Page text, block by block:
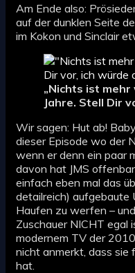
Am Ende also:
auf der dunklen Seite
im Kokon und Sinclair
„Nichts ist
Jahre. Stell Dir
Wir sagen: Hut ab!
dieser Episode wo der
wenn er denn ein paar
davon hat JMS
einfach eben mal das
detailreich) aufgebaute
Haufen zu werfen –
Zuschauer NICHT egal
modernem TV der
nicht anmerkt, dass sie
hat.